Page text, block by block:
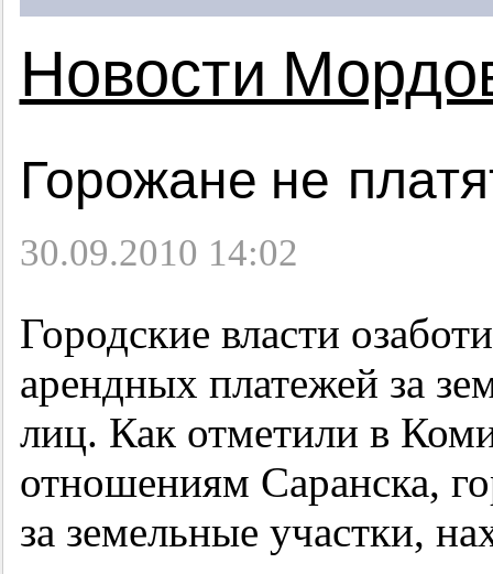
Новости
Горожане не
30.09.2010 14:02
Городские власти
арендных платежей за
лиц. Как отметили в
отношениям Саранска,
за земельные участки,